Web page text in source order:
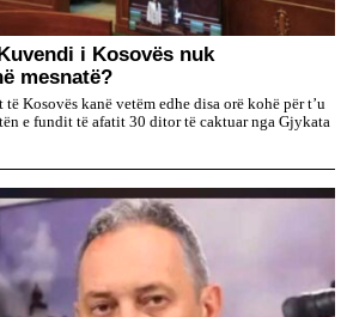
i Kosovës nuk
mesnatë?
Kosovës kanë vetëm edhe disa orë kohë për t’u
e fundit të afatit 30 ditor të caktuar nga Gjykata